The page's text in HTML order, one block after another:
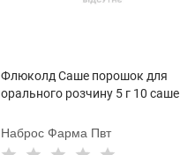
Флюколд Саше порошок для
орального розчину 5 г 10 саше
Наброс Фарма Пвт